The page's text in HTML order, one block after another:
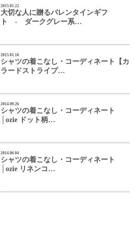
2015.01.22
大切な人に贈るバレンタインギフ
ト - ダークグレー系…
2015.01.16
シャツの着こなし・コーディネート【カ
ラードストライプ…
2014.09.26
シャツの着こなし・コーディネート
│ozie ドット柄…
2014.06.04
シャツの着こなし・コーディネート
│ozie リネンコ…